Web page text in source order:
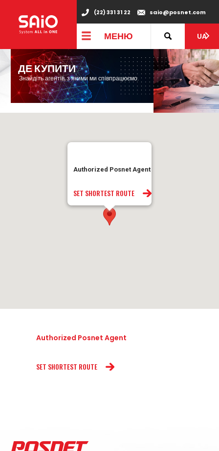
(22) 331 31 22 saio@posnet.com
МЕНЮ UA
ДЕ КУПИТИ
Знайдіть агентів, з якими ми співпрацюємо.
Authorized Posnet Agent
SET SHORTEST ROUTE
Authorized Posnet Agent
SET SHORTEST ROUTE